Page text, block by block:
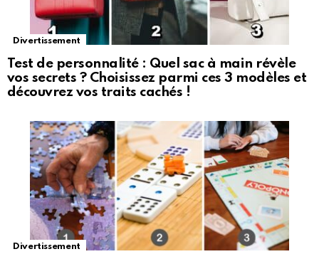
Divertissement
Test de personnalité : Quel sac à main révèle
vos secrets ? Choisissez parmi ces 3 modèles et
découvrez vos traits cachés !
Divertissement